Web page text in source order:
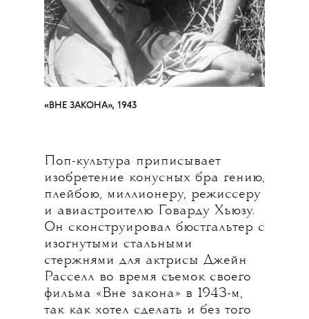
«ВНЕ ЗАКОНА», 1943
Поп-культура приписывает
изобретение конусных бра гению,
плейбою, миллионеру, режиссеру
и авиастроителю Говарду Хьюзу.
Он сконструировал бюстгальтер с
изогнутыми стальными
стержнями для актрисы Джейн
Расселл во время съемок своего
фильма «Вне закона» в 1943-м,
так как хотел сделать и без того